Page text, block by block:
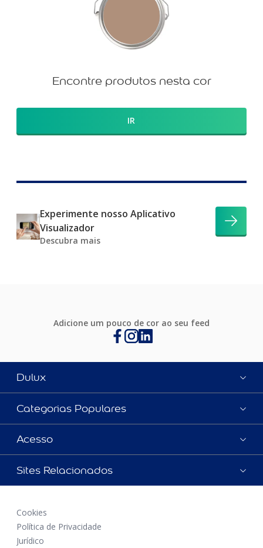
Encontre produtos nesta cor
IR
Experimente nosso Aplicativo
Visualizador
Descubra mais
Adicione um pouco de cor ao seu feed
Dulux
Categorias Populares
Acesso
Sites Relacionados
Cookies
Política de Privacidade
Jurídico